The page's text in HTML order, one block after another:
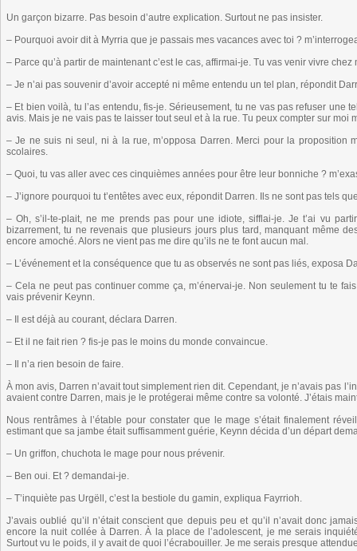
Un garçon bizarre. Pas besoin d’autre explication. Surtout ne pas insister.
– Pourquoi avoir dit à Myrria que je passais mes vacances avec toi ?
– Parce qu’à partir de maintenant c’est le cas, affirmai-je. Tu vas venir vivre chez
– Je n’ai pas souvenir d’avoir accepté ni même entendu un tel plan, répondit
– Et bien voilà, tu l’as entendu, fis-je. Sérieusement, tu ne vas pas refuser une
avis. Mais je ne vais pas te laisser tout seul et à la rue. Tu peux compter sur moi
– Je ne suis ni seul, ni à la rue, m’opposa Darren. Merci pour la proposition
scolaires.
– Quoi, tu vas aller avec ces cinquièmes années pour être leur bonniche ?
– J’ignore pourquoi tu t’entêtes avec eux, répondit Darren. Ils ne sont pas tels
– Oh, s’il-te-plait, ne me prends pas pour une idiote, sifflai-je. Je t’ai vu
bizarrement, tu ne revenais que plusieurs jours plus tard, manquant même
encore amoché. Alors ne vient pas me dire qu’ils ne te font aucun mal.
– L’événement et la conséquence que tu as observés ne sont pas liés, exposa
– Cela ne peut pas continuer comme ça, m’énervai-je. Non seulement tu te
vais prévenir Keynn.
– Il est déjà au courant, déclara Darren.
– Et il ne fait rien ? fis-je pas le moins du monde convaincue.
– Il n’a rien besoin de faire.
À mon avis, Darren n’avait tout simplement rien dit. Cependant, je n’avais pas
avaient contre Darren, mais je le protégerai même contre sa volonté. J’étais
Nous rentrâmes à l’étable pour constater que le mage s’était finalement
estimant que sa jambe était suffisamment guérie, Keynn décida d’un départ
– Un griffon, chuchota le mage pour nous prévenir.
– Ben oui. Et ? demandai-je.
– T’inquiète pas Urgëll, c’est la bestiole du gamin, expliqua Fayrrioh.
J’avais oublié qu’il n’était conscient que depuis peu et qu’il n’avait donc
encore la nuit collée à Darren. À la place de l’adolescent, je me serais
Surtout vu le poids, il y avait de quoi l’écrabouiller. Je me serais presque